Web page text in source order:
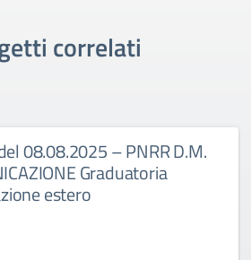
correlati
08.08.2025 – PNRR D.M.
Graduatoria
estero